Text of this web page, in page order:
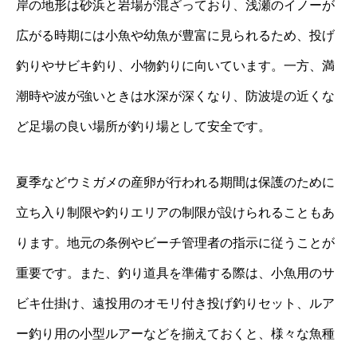
岸の地形は砂浜と岩場が混ざっており、浅瀬のイノーが
広がる時期には小魚や幼魚が豊富に見られるため、投げ
釣りやサビキ釣り、小物釣りに向いています。一方、満
潮時や波が強いときは水深が深くなり、防波堤の近くな
ど足場の良い場所が釣り場として安全です。
夏季などウミガメの産卵が行われる期間は保護のために
立ち入り制限や釣りエリアの制限が設けられることもあ
ります。地元の条例やビーチ管理者の指示に従うことが
重要です。また、釣り道具を準備する際は、小魚用のサ
ビキ仕掛け、遠投用のオモリ付き投げ釣りセット、ルア
ー釣り用の小型ルアーなどを揃えておくと、様々な魚種